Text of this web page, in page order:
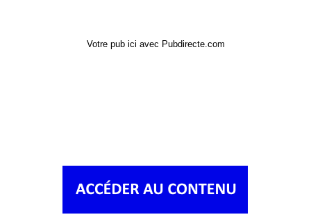
Votre pub ici avec Pubdirecte.com